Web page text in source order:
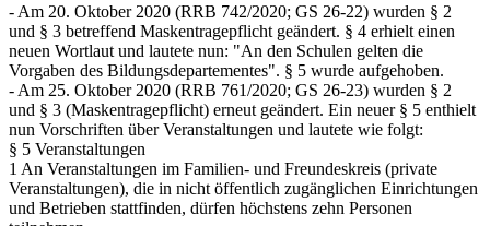
- Am 20. Oktober 2020 (RRB 742/2020; GS 26-22) wurden § 2
und § 3 betreffend Maskentragepflicht geändert. § 4 erhielt einen
neuen Wortlaut und lautete nun: "An den Schulen gelten die
Vorgaben des Bildungsdepartementes". § 5 wurde aufgehoben.
- Am 25. Oktober 2020 (RRB 761/2020; GS 26-23) wurden § 2
und § 3 (Maskentragepflicht) erneut geändert. Ein neuer § 5 enthielt
nun Vorschriften über Veranstaltungen und lautete wie folgt:
§ 5 Veranstaltungen
1 An Veranstaltungen im Familien- und Freundeskreis (private
Veranstaltungen), die in nicht öffentlich zugänglichen Einrichtungen
und Betrieben stattfinden, dürfen höchstens zehn Personen